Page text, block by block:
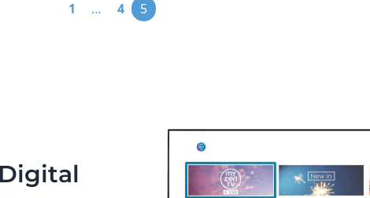
des
1 … 4 5